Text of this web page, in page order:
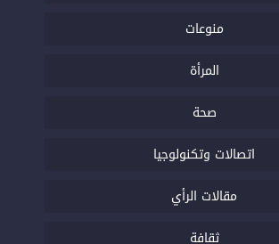
منوعات
المرأة
صحة
اتصالات وتكنولوجيا
مقالات الرأي
ثقافة